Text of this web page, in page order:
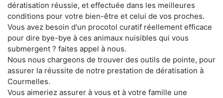
dératisation réussie, et effectuée dans les meilleures
conditions pour votre bien-être et celui de vos proches.
Vous avez besoin d'un procotol curatif réellement efficace
pour dire bye-bye à ces animaux nuisibles qui vous
submergent ? faites appel à nous.
Nous nous chargeons de trouver des outils de pointe, pour
assurer la réussite de notre prestation de dératisation à
Courmelles.
Vous aimeriez assurer à vous et à votre famille une